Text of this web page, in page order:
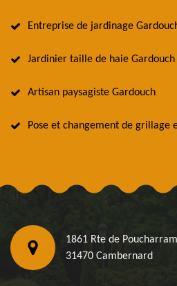
Entreprise de jardinage
Jardinier taille de haie Gardouch
Artisan paysagiste Gardouch
Pose et changement de grillage
1861 Rte de
31470 Cambernard